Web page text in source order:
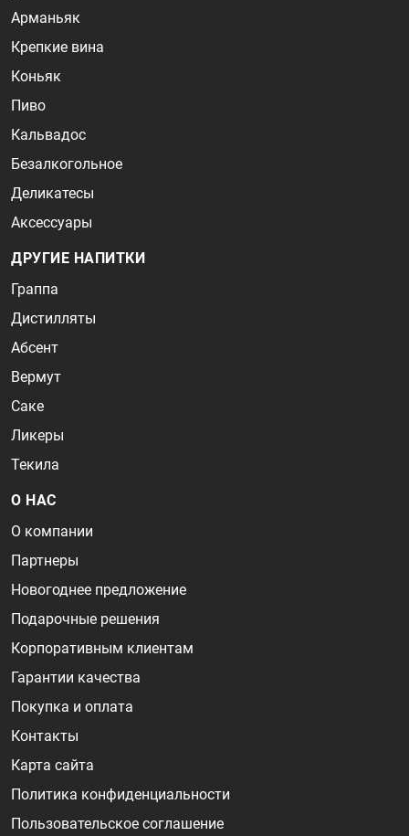
Арманьяк
Крепкие вина
Коньяк
Пиво
Кальвадос
Безалкогольное
Деликатесы
Аксессуары
ДРУГИЕ НАПИТКИ
Граппа
Дистилляты
Абсент
Вермут
Саке
Ликеры
Текила
О НАС
О компании
Партнеры
Новогоднее предложение
Подарочные решения
Корпоративным клиентам
Гарантии качества
Покупка и оплата
Контакты
Карта сайта
Политика конфиденциальности
Пользовательское соглашение